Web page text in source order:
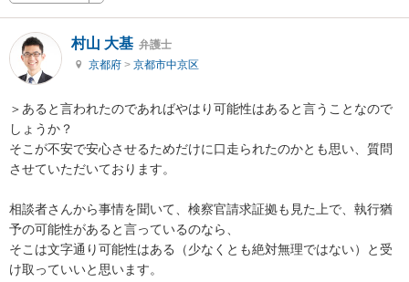
村山 大基 弁護士
京都府 > 京都市中京区
＞あると言われたのであればやはり可能性はあると言うことなので
しょうか？
そこが不安で安心させるためだけに口走られたのかとも思い、質問
させていただいております。
相談者さんから事情を聞いて、検察官請求証拠も見た上で、執行猶
予の可能性があると言っているのなら、
そこは文字通り可能性はある（少なくとも絶対無理ではない）と受
け取っていいと思います。